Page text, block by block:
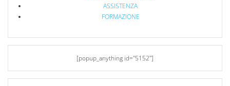
ASSISTENZA
FORMAZIONE
[popup_anything id="5152"]